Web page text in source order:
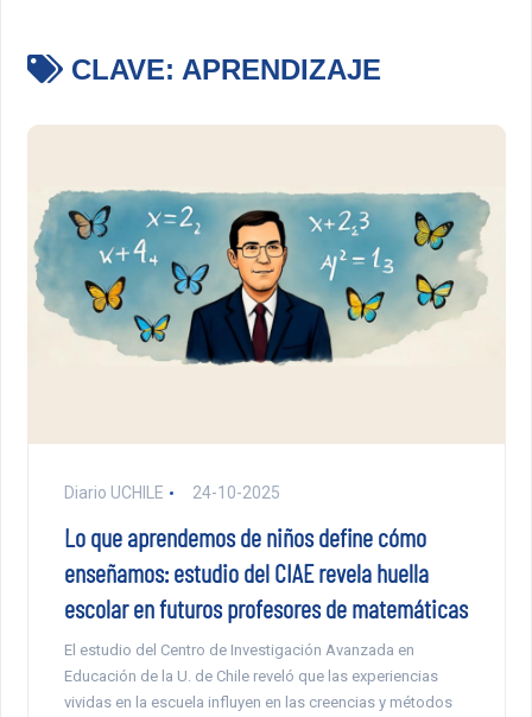
CLAVE: APRENDIZAJE
Diario UCHILE 24-10-2025
Lo que aprendemos de niños define cómo
enseñamos: estudio del CIAE revela huella
escolar en futuros profesores de matemáticas
El estudio del Centro de Investigación Avanzada en
Educación de la U. de Chile reveló que las experiencias
vividas en la escuela influyen en las creencias y métodos